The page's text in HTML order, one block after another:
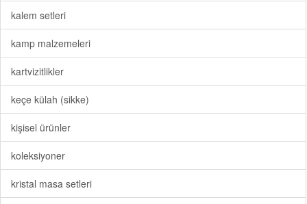
kalem setleri
kamp malzemeleri
kartvizitlikler
keçe külah (sikke)
kişisel ürünler
koleksiyoner
kristal masa setleri